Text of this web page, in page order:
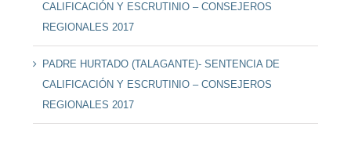
CALIFICACIÓN Y ESCRUTINIO – CONSEJEROS
REGIONALES 2017
PADRE HURTADO (TALAGANTE)- SENTENCIA DE
CALIFICACIÓN Y ESCRUTINIO – CONSEJEROS
REGIONALES 2017